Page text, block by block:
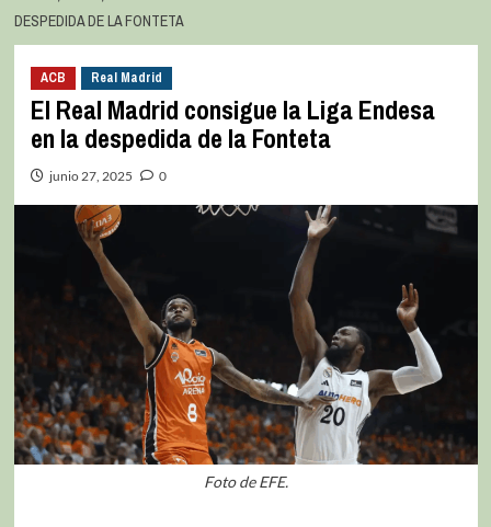
DESPEDIDA DE LA FONTETA
ACB Real Madrid
El Real Madrid consigue la Liga Endesa
en la despedida de la Fonteta
junio 27, 2025 0
Foto de EFE.